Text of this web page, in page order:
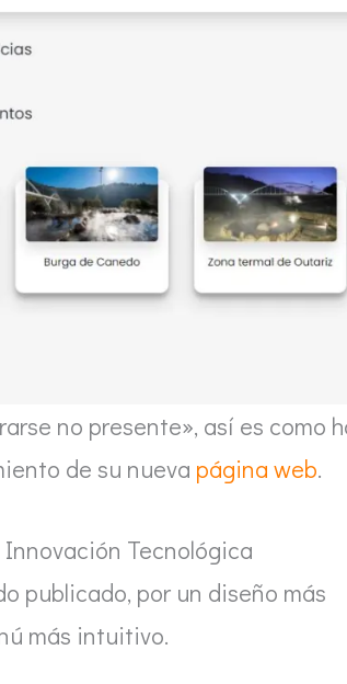
no presente», así es como
de su nueva página web.
Tecnológica
publicado, por un diseño más
más intuitivo.